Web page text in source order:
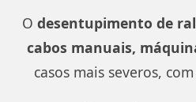
O desentupimento de
cabos manuais,
casos mais severos, com